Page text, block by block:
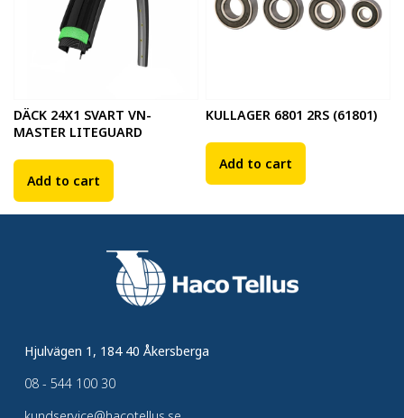
DÄCK 24X1 SVART VN-
MASTER LITEGUARD
Add to cart
KULLAGER 6801 2RS (61801)
Add to cart
Hjulvägen 1, 184 40 Åkersberga
08 - 544 100 30